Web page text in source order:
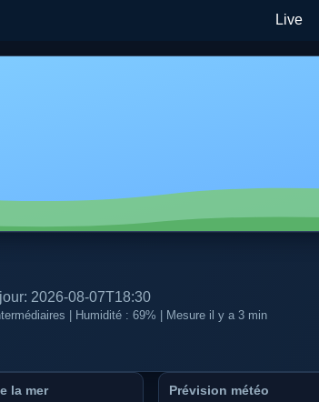
Live
2026-08-07T18:30
| Humidité : 69% | Mesure il y a 3 min
la mer Prévision météo